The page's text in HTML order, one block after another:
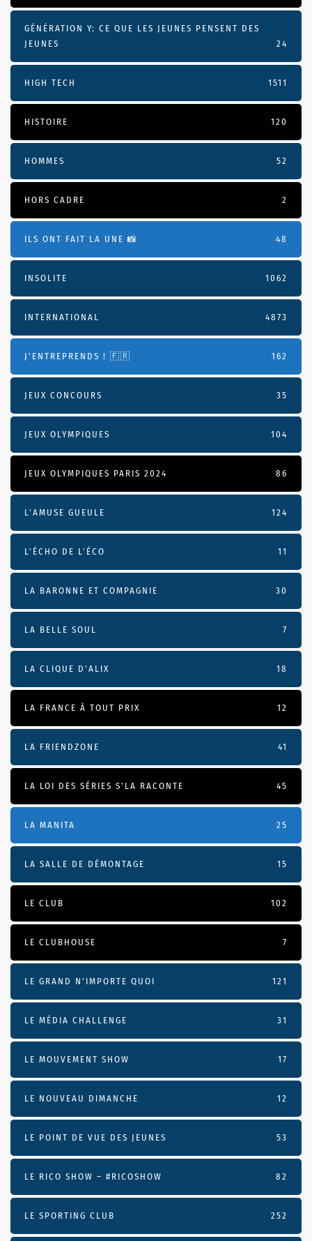
GÉNÉRATION Y: CE QUE LES JEUNES PENSENT DES
JEUNES
24
HIGH TECH 1511
HISTOIRE 120
HOMMES 52
HORS CADRE 2
ILS ONT FAIT LA UNE 📸 48
INSOLITE 1062
INTERNATIONAL 4873
J'ENTREPRENDS ! 🇫🇷 162
JEUX CONCOURS 35
JEUX OLYMPIQUES 104
JEUX OLYMPIQUES PARIS 2024 86
L'AMUSE GUEULE 124
L’ÉCHO DE L’ÉCO 11
LA BARONNE ET COMPAGNIE 30
LA BELLE SOUL 7
LA CLIQUE D'ALIX 18
LA FRANCE À TOUT PRIX 12
LA FRIENDZONE 41
LA LOI DES SÉRIES S'LA RACONTE 45
LA MANITA 25
LA SALLE DE DÉMONTAGE 15
LE CLUB 102
LE CLUBHOUSE 7
LE GRAND N’IMPORTE QUOI 121
LE MÉDIA CHALLENGE 31
LE MOUVEMENT SHOW 17
LE NOUVEAU DIMANCHE 12
LE POINT DE VUE DES JEUNES 53
LE RICO SHOW – #RICOSHOW 82
LE SPORTING CLUB 252